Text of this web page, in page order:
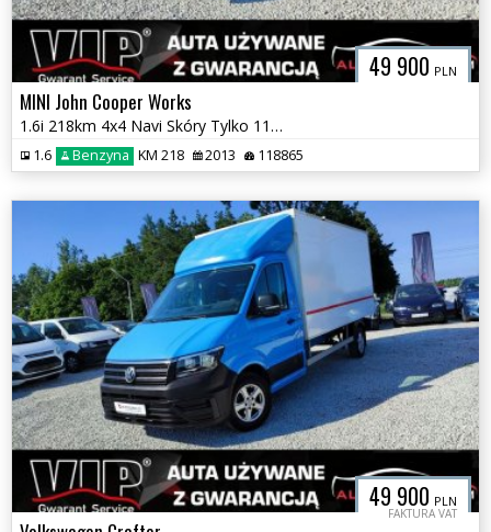
49 900 PLN
MINI John Cooper Works
1.6i 218km 4x4 Navi Skóry Tylko 118 tyś km GWARANCJA 12 m-c w cenie
1.6 Benzyna KM 218 2013 118865
49 900 PLN
FAKTURA VAT